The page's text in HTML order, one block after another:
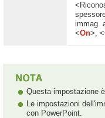
immag.
<On>,
Questa impostazione
Le impostazioni
con PowerPoint.